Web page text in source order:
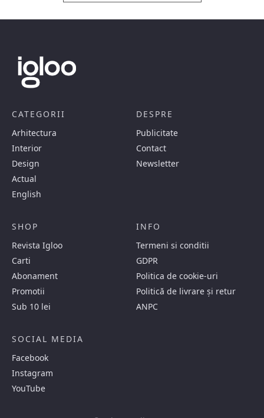
CATEGORII
Arhitectura
Interior
Design
Actual
English
DESPRE
Publicitate
Contact
Newsletter
SHOP
Revista Igloo
Carti
Abonament
Promotii
Sub 10 lei
INFO
Termeni si conditii
GDPR
Politica de cookie-uri
Politică de livrare și retur
ANPC
SOCIAL MEDIA
Facebook
Instagram
YouTube